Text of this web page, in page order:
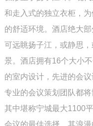
和走入式的独立衣柜，
的舒适环境。酒店绝大
可远眺扬子江，或静思
景。酒店拥有16个大小
的室内设计，先进的会
专业的会议策划团队都
其中堪称宁城最大1100
会议的最佳选择，其浪